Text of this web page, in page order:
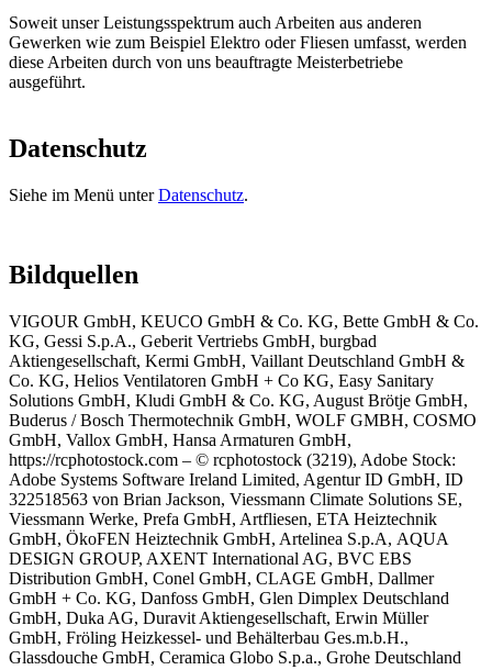
Soweit unser Leistungsspektrum auch Arbeiten aus anderen
Gewerken wie zum Beispiel Elektro oder Fliesen umfasst, werden
diese Arbeiten durch von uns beauftragte Meisterbetriebe
ausgeführt.
Datenschutz
Siehe im Menü unterDatenschutz.
Bildquellen
VIGOUR GmbH, KEUCO GmbH & Co. KG, Bette GmbH & Co.
KG, Gessi S.p.A., Geberit Vertriebs GmbH, burgbad
Aktiengesellschaft, Kermi GmbH, Vaillant Deutschland GmbH &
Co. KG, Helios Ventilatoren GmbH + Co KG, Easy Sanitary
Solutions GmbH, Kludi GmbH & Co. KG, August Brötje GmbH,
Buderus / Bosch Thermotechnik GmbH, WOLF GMBH, COSMO
GmbH, Vallox GmbH, Hansa Armaturen GmbH,
https://rcphotostock.com – © rcphotostock (3219), Adobe Stock:
Adobe Systems Software Ireland Limited, Agentur ID GmbH, ID
322518563 von Brian Jackson, Viessmann Climate Solutions SE,
Viessmann Werke, Prefa GmbH, Artfliesen, ETA Heiztechnik
GmbH, ÖkoFEN Heiztechnik GmbH, Artelinea S.p.A, AQUA
DESIGN GROUP, AXENT International AG, BVC EBS
Distribution GmbH, Conel GmbH, CLAGE GmbH, Dallmer
GmbH + Co. KG, Danfoss GmbH, Glen Dimplex Deutschland
GmbH, Duka AG, Duravit Aktiengesellschaft, Erwin Müller
GmbH, Fröling Heizkessel- und Behälterbau Ges.m.b.H.,
Glassdouche GmbH, Ceramica Globo S.p.a., Grohe Deutschland